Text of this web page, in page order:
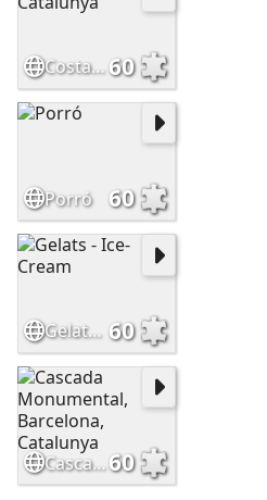
Costa Brava, Catalunya60
Porró 60
Gelats - Ice-Cream 60
Cascada Monumental, Barcelona, Catalunya60